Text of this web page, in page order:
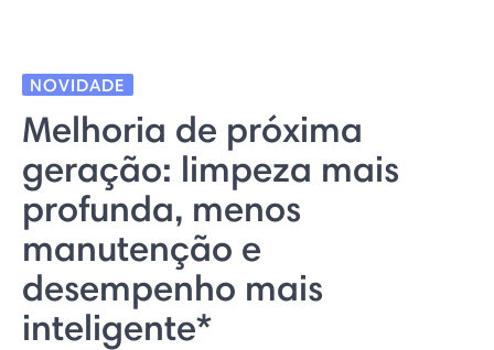
NOVIDADE
Melhoria de próxima
geração: limpeza mais
profunda, menos
manutenção e
desempenho mais
inteligente*